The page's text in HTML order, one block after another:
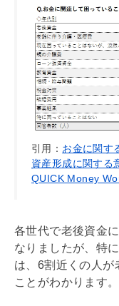
引用： お金に関す
資産形成に関する
QUICK Money
各世代で老後資金
なりましたが、特
は、6割近くの人が
ことがわかります。